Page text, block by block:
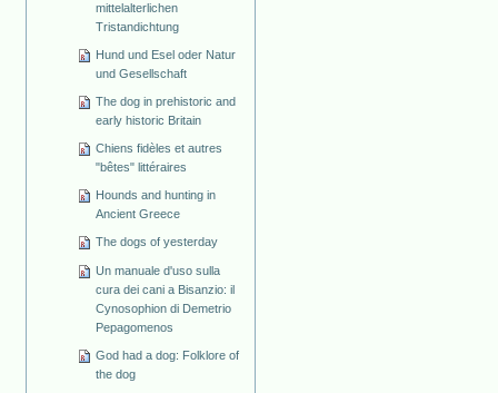
mittelalterlichen
Tristandichtung
Hund und Esel oder Natur
und Gesellschaft
The dog in prehistoric and
early historic Britain
Chiens fidèles et autres
"bêtes" littéraires
Hounds and hunting in
Ancient Greece
The dogs of yesterday
Un manuale d'uso sulla
cura dei cani a Bisanzio: il
Cynosophion di Demetrio
Pepagomenos
God had a dog: Folklore of
the dog